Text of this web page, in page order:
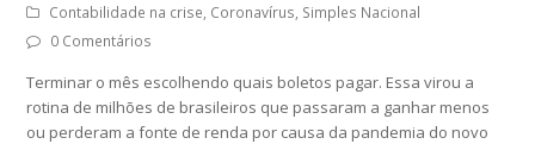
Contabilidade na crise, Coronavírus, Simples Nacional
0 Comentários
Terminar o mês escolhendo quais boletos pagar. Essa virou a
rotina de milhões de brasileiros que passaram a ganhar menos
ou perderam a fonte de renda por causa da pandemia do novo